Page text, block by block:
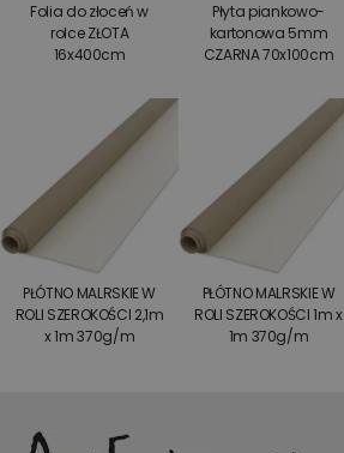
Folia do złoceń w
rolce ZŁOTA
16x400cm
Płyta piankowo-
kartonowa 5mm
CZARNA 70x100cm
PŁÓTNO MALRSKIE W
ROLI SZEROKOŚCI 2,1m
x 1m 370g/m
PŁÓTNO MALRSKIE W
ROLI SZEROKOŚCI 1m x
1m 370g/m